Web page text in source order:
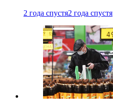
2 года спустя2 года спустя